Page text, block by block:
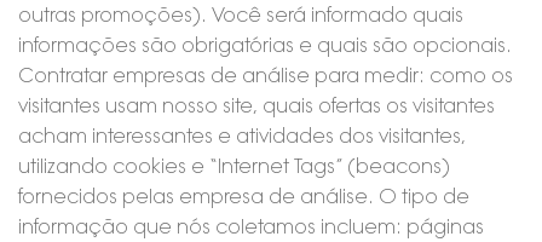
outras promoções). Você será informado quais
informações são obrigatórias e quais são opcionais.
Contratar empresas de análise para medir: como os
visitantes usam nosso site, quais ofertas os visitantes
acham interessantes e atividades dos visitantes,
utilizando cookies e “Internet Tags” (beacons)
fornecidos pelas empresa de análise. O tipo de
informação que nós coletamos incluem: páginas